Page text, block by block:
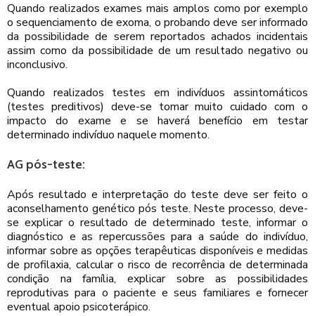
Quando realizados exames mais amplos como por exemplo
o sequenciamento de exoma, o probando deve ser informado
da possibilidade de serem reportados achados incidentais
assim como da possibilidade de um resultado negativo ou
inconclusivo.
Quando realizados testes em indivíduos assintomáticos
(testes preditivos) deve-se tomar muito cuidado com o
impacto do exame e se haverá benefício em testar
determinado indivíduo naquele momento.
AG pós-teste:
Após resultado e interpretação do teste deve ser feito o
aconselhamento genético pós teste. Neste processo, deve-
se explicar o resultado de determinado teste, informar o
diagnóstico e as repercussões para a saúde do indivíduo,
informar sobre as opções terapêuticas disponíveis e medidas
de profilaxia, calcular o risco de recorrência de determinada
condição na família, explicar sobre as possibilidades
reprodutivas para o paciente e seus familiares e fornecer
eventual apoio psicoterápico.